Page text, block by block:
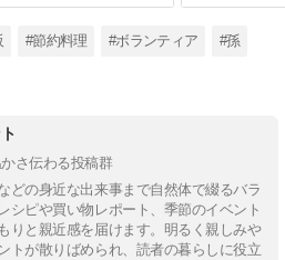
#節約料理 #ボランティア #孫
さ伝わる投稿群
どの身近な出来事まで自然体で綴るバラ
シピや買い物レポート、季節のイベント
りと親近感を届けます。明るく親しみや
トが散りばめられ、読者の暮らしに役立